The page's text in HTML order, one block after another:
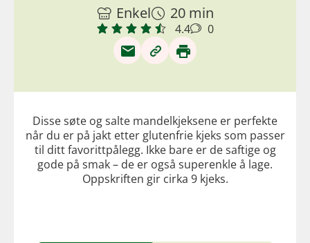
Enkel 20 min
4.4 0
Disse søte og salte mandelkjeksene er perfekte
når du er på jakt etter glutenfrie kjeks som passer
til ditt favorittpålegg. Ikke bare er de saftige og
gode på smak – de er også superenkle å lage.
Oppskriften gir cirka 9 kjeks.